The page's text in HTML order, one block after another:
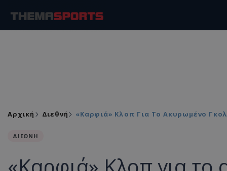
Αρχική Διεθνή «Καρφιά» Κλοπ Για Το Ακυρωμένο
ΔΙΕΘΝΗ